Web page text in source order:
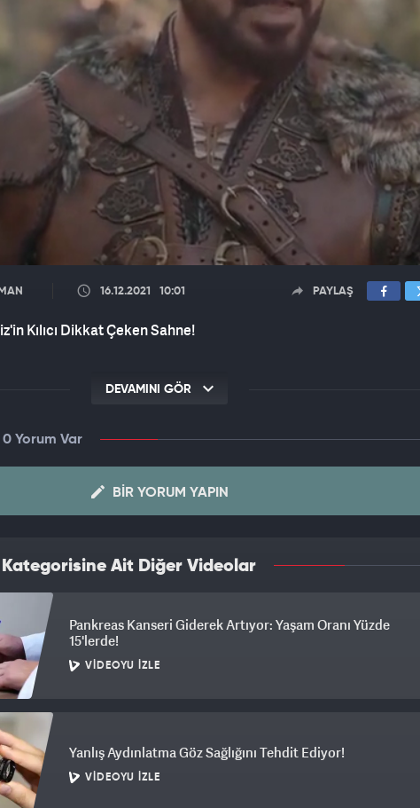
16.12.2021 10:01 PAYLAŞ
Kılıcı Dikkat Çeken Sahne!
DEVAMINI GÖR
0 Yorum Var
BIR YORUM YAPIN
Kategorisine Ait Diğer Videolar
Pankreas Kanseri Giderek Artıyor: Yaşam Oranı Yüzde
15'lerde!
VIDEOYU İZLE
Yanlış Aydınlatma Göz Sağlığını Tehdit Ediyor!
VIDEOYU İZLE